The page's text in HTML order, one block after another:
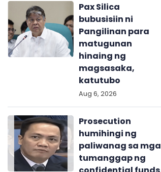
Pax Silica
bubusisiin ni
Pangilinan para
matugunan
hinaing ng
magsasaka,
katutubo
Aug 6, 2026
Prosecution
humihingi ng
paliwanag sa mga
tumanggap ng